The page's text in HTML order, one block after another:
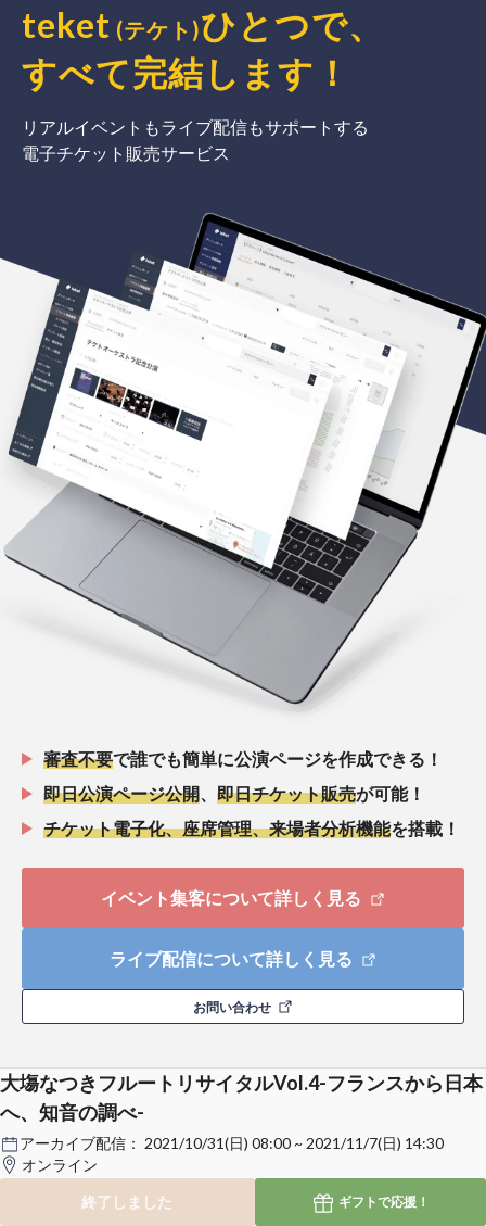
teket (テケト)ひとつで、
すべて完結 します ！
リアルイベントもライブ配信もサポートする
電子チケット販売サービス
審査不要で誰でも簡単に公演ページを作成できる！
即日公演ページ公開
即日チケット販売が可能！
チケット電子化、座席管理、来場者分析機能を搭載！
イベント集客について詳しく見る
ライブ配信について詳しく見る
お問い合わせ
大塲なつきフルートリサイタルVol.4-フランスから日本
へ、知音の調べ-
アーカイブ配信： 2021/10/31(日) 08:00 ~ 2021/11/7(日) 14:30
オンライン
終了しました
ギフトで応援！